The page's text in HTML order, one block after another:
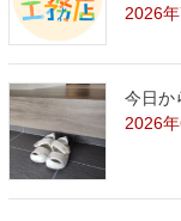
2026
今日か
2026